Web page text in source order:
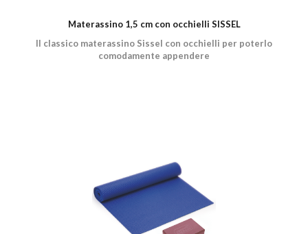
Materassino 1,5 cm con occhielli SISSEL
Il classico materassino Sissel con occhielli per poterlo
comodamente appendere